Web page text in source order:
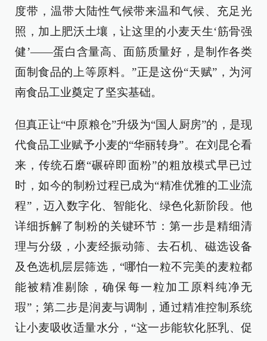
度带，温带大陆性气候带来温和气候、充足光
照，加上肥沃土壤，让这里的小麦天生‘筋骨强
健’——蛋白含量高、面筋质量好，是制作各类
面制食品的上等原料。”正是这份“天赋”，为河
南食品工业奠定了坚实基础。
但真正让“中原粮仓”升级为“国人厨房”的，是现
代食品工业赋予小麦的“华丽转身”。在刘昆仑看
来，传统石磨“碾碎即面粉”的粗放模式早已过
时，如今的制粉过程已成为“精准优雅的工业流
程”，迈入数字化、智能化、绿色化新阶段。他
详细拆解了制粉的关键环节：第一步是精细清
理与分级，小麦经振动筛、去石机、磁选设备
及色选机层层筛选，“哪怕一粒不完美的麦粒都
能被精准剔除，确保每一粒加工原料纯净无
瑕”；第二步是润麦与调制，通过精准控制系统
让小麦吸收适量水分，“这一步能软化胚乳、促